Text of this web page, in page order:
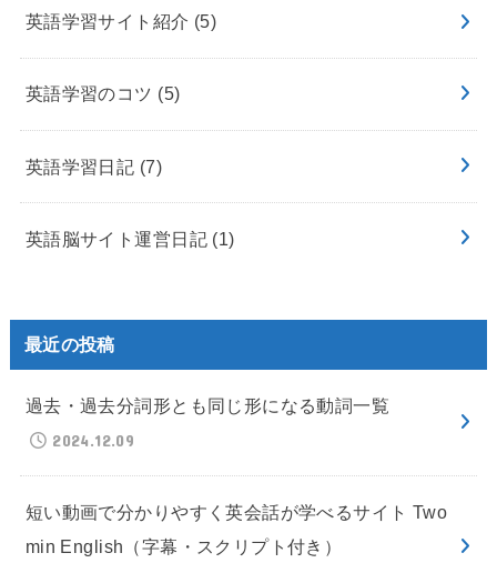
英語学習サイト紹介 (5)
英語学習のコツ (5)
英語学習日記 (7)
英語脳サイト運営日記 (1)
最近の投稿
過去・過去分詞形とも同じ形になる動詞一覧
2024.12.09
短い動画で分かりやすく英会話が学べるサイト Two
min English（字幕・スクリプト付き）